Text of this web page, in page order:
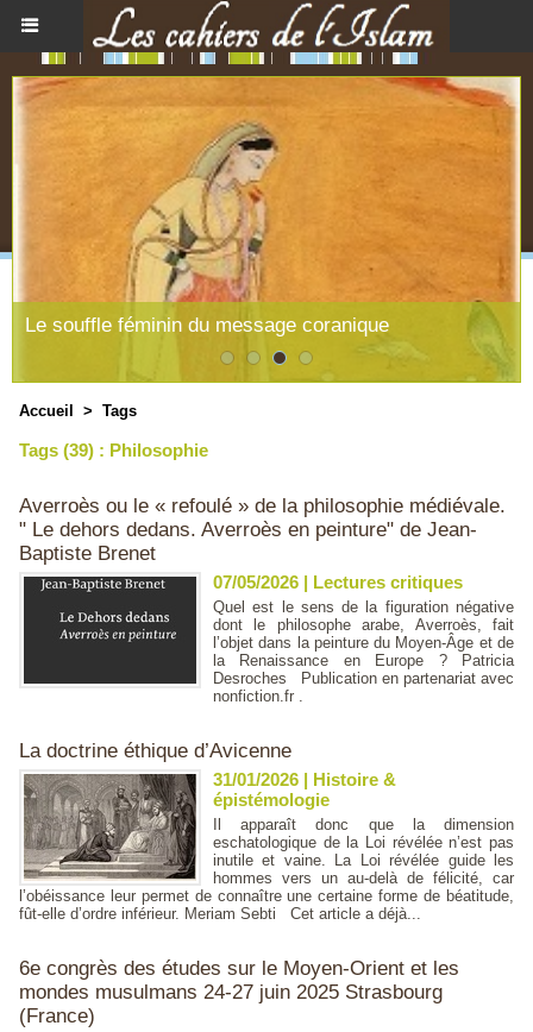
Le souffle féminin du message coranique
Accueil > Tags
Tags (39) : Philosophie
Averroès ou le « refoulé » de la philosophie médiévale.
" Le dehors dedans. Averroès en peinture" de Jean-
Baptiste Brenet
07/05/2026 | Lectures critiques
Quel est le sens de la figuration négative
dont le philosophe arabe, Averroès, fait
l’objet dans la peinture du Moyen-Âge et de
la Renaissance en Europe ? Patricia
Desroches Publication en partenariat avec
nonfiction.fr .
La doctrine éthique d’Avicenne
31/01/2026 | Histoire &
épistémologie
Il apparaît donc que la dimension
eschatologique de la Loi révélée n’est pas
inutile et vaine. La Loi révélée guide les
hommes vers un au-delà de félicité, car
l’obéissance leur permet de connaître une certaine forme de béatitude,
fût-elle d’ordre inférieur. Meriam Sebti Cet article a déjà...
6e congrès des études sur le Moyen-Orient et les
mondes musulmans 24-27 juin 2025 Strasbourg
(France)